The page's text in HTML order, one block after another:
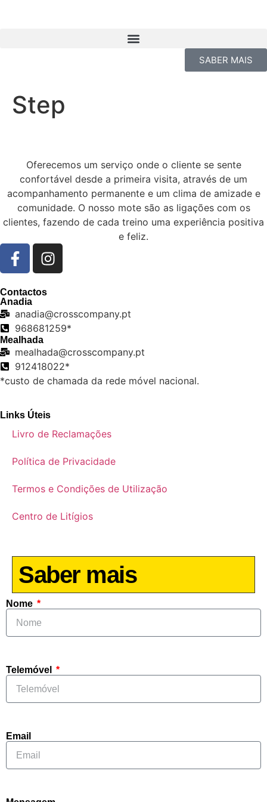
SABER MAIS
Step
Oferecemos um serviço onde o cliente se sente
confortável desde a primeira visita, através de um
acompanhamento permanente e um clima de amizade e
comunidade. O nosso mote são as ligações com os
clientes, fazendo de cada treino uma experiência positiva
e feliz.
Contactos
Anadia
anadia@crosscompany.pt
968681259*
Mealhada
mealhada@crosscompany.pt
912418022*
*custo de chamada da rede móvel nacional.
Links Úteis
Livro de Reclamações
Política de Privacidade
Termos e Condições de Utilização
Centro de Litígios
Saber mais
Nome
Telemóvel
Email